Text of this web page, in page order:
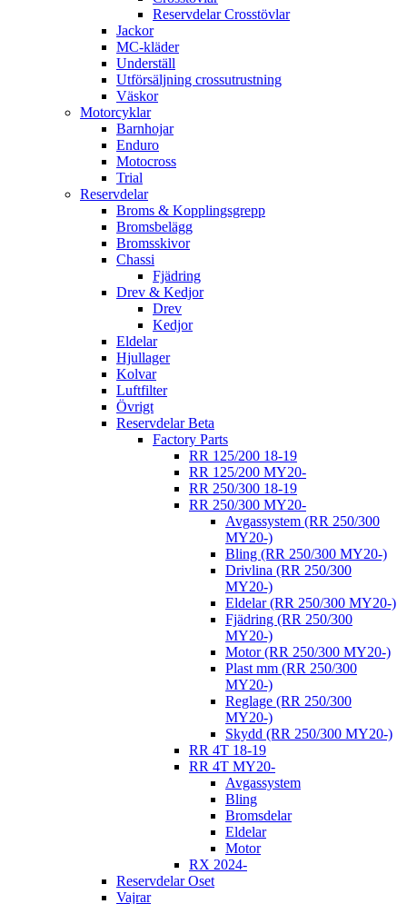
Reservdelar Crosstövlar
Jackor
MC-kläder
Underställ
Utförsäljning crossutrustning
Väskor
Motorcyklar
Barnhojar
Enduro
Motocross
Trial
Reservdelar
Broms & Kopplingsgrepp
Bromsbelägg
Bromsskivor
Chassi
Fjädring
Drev & Kedjor
Drev
Kedjor
Eldelar
Hjullager
Kolvar
Luftfilter
Övrigt
Reservdelar Beta
Factory Parts
RR 125/200 18-19
RR 125/200 MY20-
RR 250/300 18-19
RR 250/300 MY20-
Avgassystem (RR 250/300
MY20-)
Bling (RR 250/300 MY20-)
Drivlina (RR 250/300
MY20-)
Eldelar (RR 250/300 MY20-)
Fjädring (RR 250/300
MY20-)
Motor (RR 250/300 MY20-)
Plast mm (RR 250/300
MY20-)
Reglage (RR 250/300
MY20-)
Skydd (RR 250/300 MY20-)
RR 4T 18-19
RR 4T MY20-
Avgassystem
Bling
Bromsdelar
Eldelar
Motor
RX 2024-
Reservdelar Oset
Vajrar